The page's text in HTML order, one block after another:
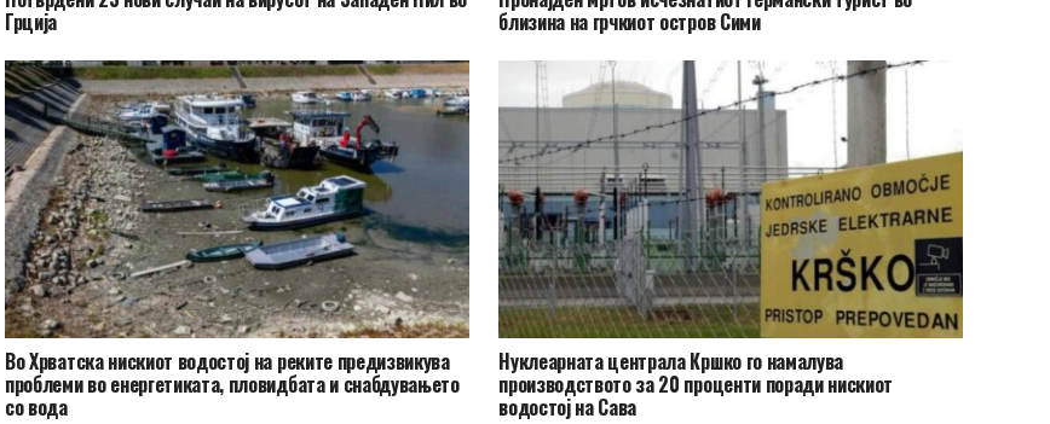
Грција близина на грчкиот остров Сими
Во Хрватска нискиот водостој на реките предизвикува
проблеми во енергетиката, пловидбата и снабдувањето
со вода
Нуклеарната централа Кршко го намалува
производството за 20 проценти поради нискиот
водостој на Сава